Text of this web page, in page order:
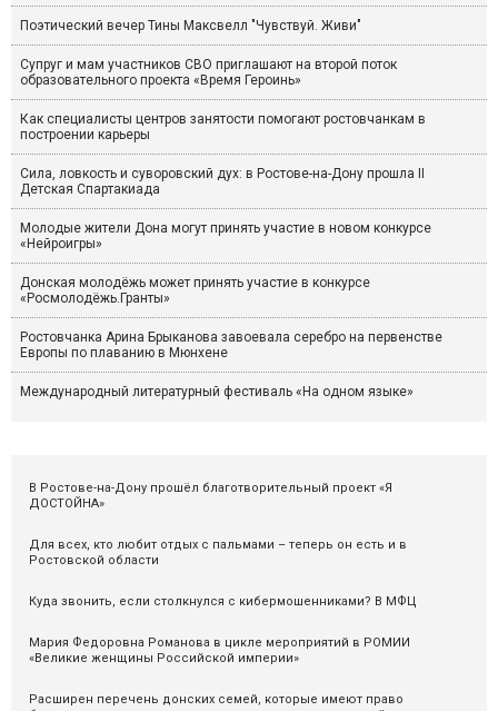
Поэтический вечер Тины Максвелл "Чувствуй. Живи"
Супруг и мам участников СВО приглашают на второй поток
образовательного проекта «Время Героинь»
Как специалисты центров занятости помогают ростовчанкам в
построении карьеры
Сила, ловкость и суворовский дух: в Ростове-на-Дону прошла II
Детская Спартакиада
Молодые жители Дона могут принять участие в новом конкурсе
«Нейроигры»
Донская молодёжь может принять участие в конкурсе
«Росмолодёжь.Гранты»
Ростовчанка Арина Брыканова завоевала серебро на первенстве
Европы по плаванию в Мюнхене
Международный литературный фестиваль «На одном языке»
В Ростове-на-Дону прошёл благотворительный проект «Я
ДОСТОЙНА»
Для всех, кто любит отдых с пальмами – теперь он есть и в
Ростовской области
Куда звонить, если столкнулся с кибермошенниками? В МФЦ
Мария Федоровна Романова в цикле мероприятий в РОМИИ
«Великие женщины Российской империи»
Расширен перечень донских семей, которые имеют право